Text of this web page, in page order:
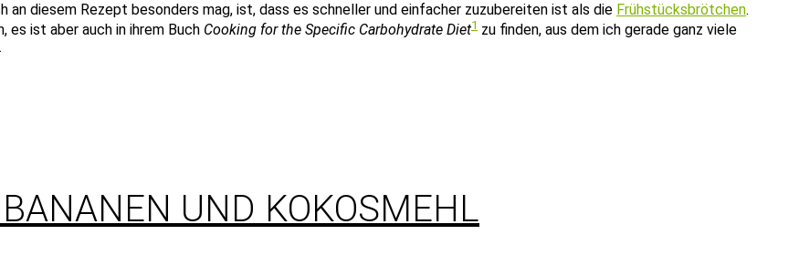
diesem Rezept besonders mag, ist, dass es schneller und einfacher zuzubereiten ist als die Frühstücksbrötchen.
es ist aber auch in ihrem Buch Cooking for the Specific Carbohydrate Diet1 zu finden, aus dem ich gerade ganz viele
UND KOKOSMEHL